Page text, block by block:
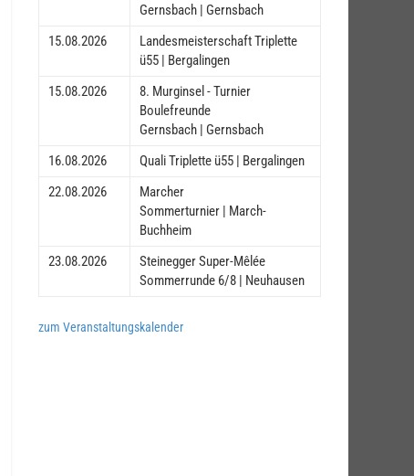
Gernsbach | Gernsbach
15.08.2026
Landesmeisterschaft Triplette
ü55 | Bergalingen
15.08.2026
8. Murginsel - Turnier
Boulefreunde
Gernsbach | Gernsbach
16.08.2026
Quali Triplette ü55 | Bergalingen
22.08.2026
Marcher
Sommerturnier | March-
Buchheim
23.08.2026
Steinegger Super-Mêlée
Sommerrunde 6/8 | Neuhausen
zum Veranstaltungskalender